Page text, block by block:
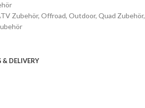
Zubehör, Offroad, Outdoor, Quad Zubehör,
& DELIVERY